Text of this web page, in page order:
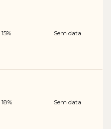
15% Sem data
18% Sem data